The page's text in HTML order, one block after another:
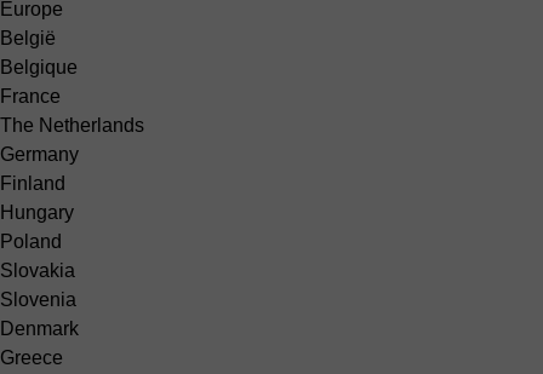
Europe
België
Belgique
France
The Netherlands
Germany
Finland
Hungary
Poland
Slovakia
Slovenia
Denmark
Greece